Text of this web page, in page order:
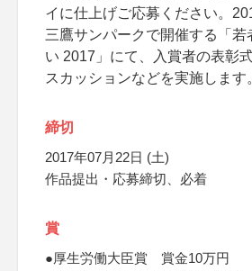
イに仕上げご応募ください。
三鷹サンパークで開催する「若
い 2017」にて、入賞者の表彰
スカッションなどを実施します
締切
2017年07月22日 (土)
作品提出・応募締切、必着
賞
●厚生労働大臣賞 賞金10万円